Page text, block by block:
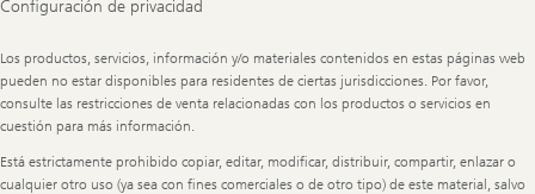
Configuración de privacidad
Legal
Information
Los productos, servicios, información y/o materiales contenidos en estas páginas web
pueden no estar disponibles para residentes de ciertas jurisdicciones. Por favor,
consulte las restricciones de venta relacionadas con los productos o servicios en
cuestión para más información.
Está estrictamente prohibido copiar, editar, modificar, distribuir, compartir, enlazar o
cualquier otro uso (ya sea con fines comerciales o de otro tipo) de este material, salvo